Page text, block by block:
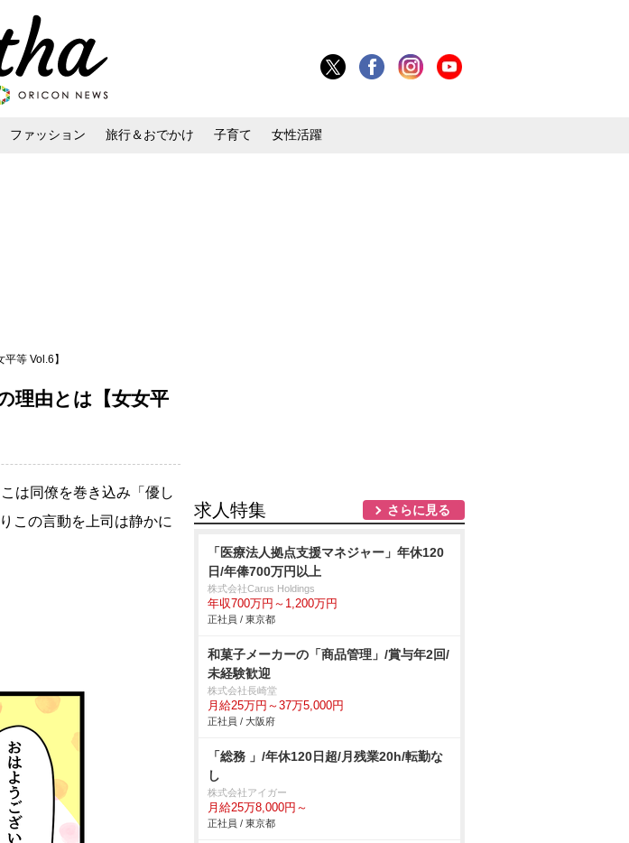
ファッション 旅行＆おでかけ 子育て 女性活躍
等 Vol.6】
理由とは【女女平
は同僚を巻き込み「優し
この言動を上司は静かに
求人特集 さらに見る
「医療法人拠点支援マネジャー」年休120
日/年俸700万円以上
株式会社Carus Holdings
年収700万円～1,200万円
正社員 / 東京都
和菓子メーカーの「商品管理」/賞与年2回/
未経験歓迎
株式会社長崎堂
月給25万円～37万5,000円
正社員 / 大阪府
「総務 」/年休120日超/月残業20h/転勤な
し
株式会社アイガー
月給25万8,000円～
正社員 / 東京都